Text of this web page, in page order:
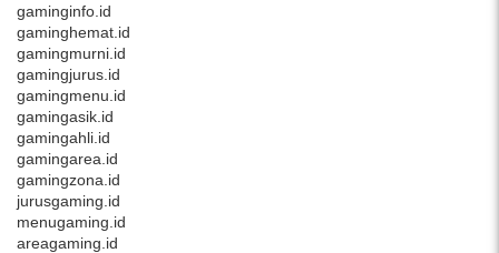
gaminginfo.id
gaminghemat.id
gamingmurni.id
gamingjurus.id
gamingmenu.id
gamingasik.id
gamingahli.id
gamingarea.id
gamingzona.id
jurusgaming.id
menugaming.id
areagaming.id